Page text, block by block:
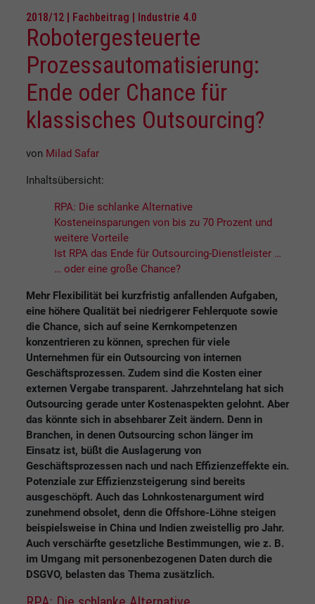
2018/12 | Fachbeitrag | Industrie 4.0
Robotergesteuerte
Prozessautomatisierung:
Ende oder Chance für
klassisches Outsourcing?
von Milad Safar
Inhaltsübersicht:
RPA: Die schlanke Alternative
Kosteneinsparungen von bis zu 70 Prozent und
weitere Vorteile
Ist RPA das Ende für Outsourcing-Dienstleister …
… oder eine große Chance?
Mehr Flexibilität bei kurzfristig anfallenden Aufgaben,
eine höhere Qualität bei niedrigerer Fehlerquote sowie
die Chance, sich auf seine Kernkompetenzen
konzentrieren zu können, sprechen für viele
Unternehmen für ein Outsourcing von internen
Geschäftsprozessen. Zudem sind die Kosten einer
externen Vergabe transparent. Jahrzehntelang hat sich
Outsourcing gerade unter Kostenaspekten gelohnt. Aber
das könnte sich in absehbarer Zeit ändern. Denn in
Branchen, in denen Outsourcing schon länger im
Einsatz ist, büßt die Auslagerung von
Geschäftsprozessen nach und nach Effizienzeffekte ein.
Potenziale zur Effizienzsteigerung sind bereits
ausgeschöpft. Auch das Lohnkostenargument wird
zunehmend obsolet, denn die Offshore-Löhne steigen
beispielsweise in China und Indien zweistellig pro Jahr.
Auch verschärfte gesetzliche Bestimmungen, wie z. B.
im Umgang mit personenbezogenen Daten durch die
DSGVO, belasten das Thema zusätzlich.